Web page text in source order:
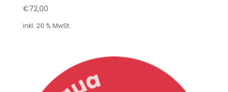
€72,00
inkl. 20 % MwSt.